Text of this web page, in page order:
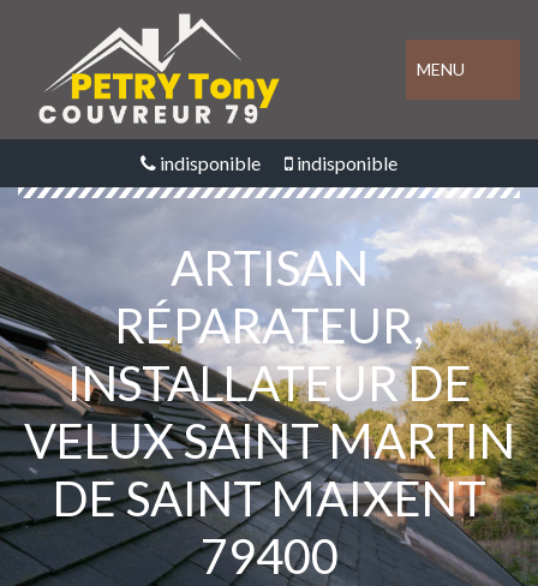
MENU
indisponible indisponible
ARTISAN
RÉPARATEUR,
INSTALLATEUR DE
VELUX SAINT MARTIN
DE SAINT MAIXENT
79400